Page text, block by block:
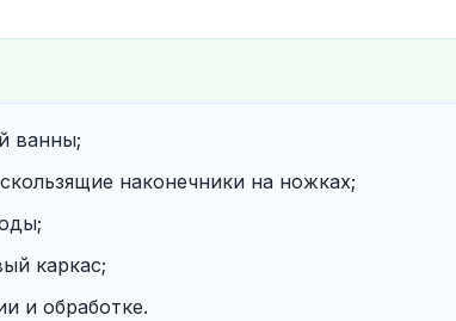
ванны;
наконечники на ножках;
каркас;
и обработке.